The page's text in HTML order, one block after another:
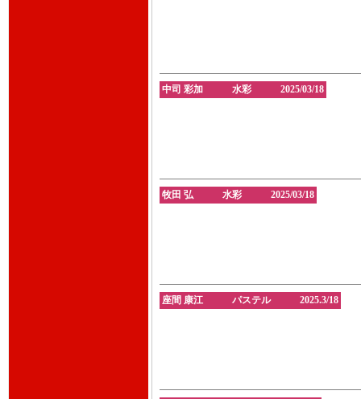
中司 彩加 水彩 2025/03/18
牧田 弘 水彩 2025/03/18
座間 康江 パステル 2025.3/18